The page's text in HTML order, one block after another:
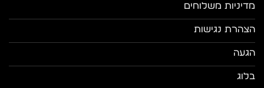
מדיניות משלוחים
הצהרת נגישות
הגעה
בלוג